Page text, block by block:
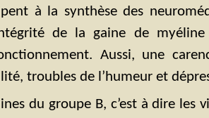
à la synthèse des
de la gaine de
Aussi, une
troubles de l’humeur et
du groupe B, c’est à dire les